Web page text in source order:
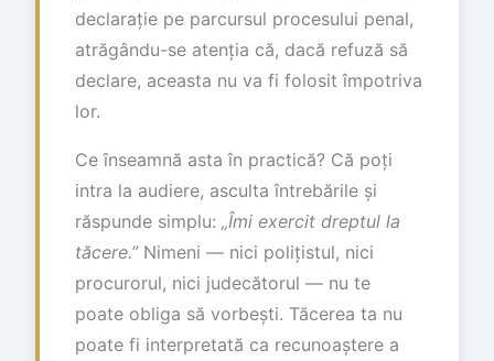
declarație pe parcursul procesului penal,
atrăgându-se atenția că, dacă refuză să
declare, aceasta nu va fi folosit împotriva
lor.
Ce înseamnă asta în practică? Că poți
intra la audiere, asculta întrebările și
răspunde simplu: „Îmi exercit dreptul la
tăcere.”Nimeni — nici polițistul, nici
procurorul, nici judecătorul — nu te
poate obliga să vorbești. Tăcerea ta nu
poate fi interpretată ca recunoaștere a